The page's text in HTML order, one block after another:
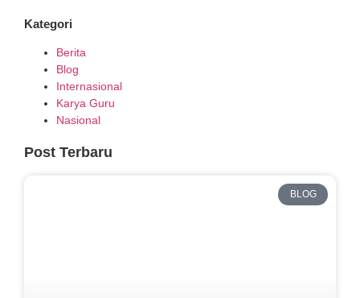
Kategori
Berita
Blog
Internasional
Karya Guru
Nasional
Post Terbaru
BLOG